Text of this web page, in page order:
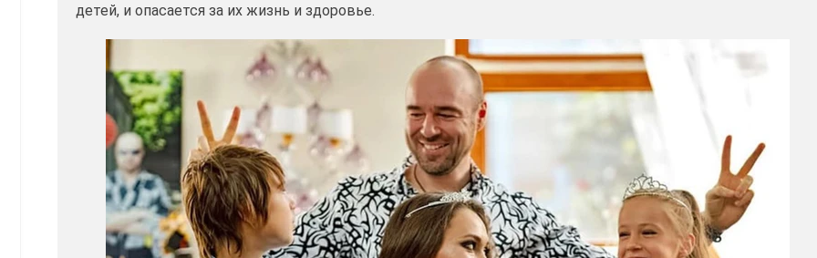
детей, и опасается за их жизнь и здоровье.